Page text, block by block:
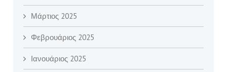
Μάρτιος 2025
Φεβρουάριος 2025
Ιανουάριος 2025